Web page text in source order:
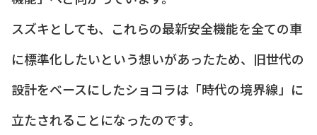
スズキとしても、これらの最新安全機能を全ての車
に標準化したいという想いがあったため、旧世代の
設計をベースにしたショコラは「時代の境界線」に
立たされることになったのです。